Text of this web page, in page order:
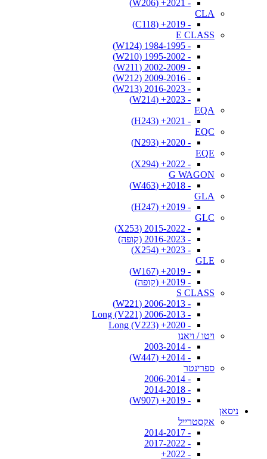
- 2021+ (W206)
CLA
- 2019+ (C118)
E CLASS
- 1984-1995 (W124)
- 1995-2002 (W210)
- 2002-2009 (W211)
- 2009-2016 (W212)
- 2016-2023 (W213)
- 2023+ (W214)
EQA
- 2021+ (H243)
EQC
- 2020+ (N293)
EQE
- 2022+ (X294)
G WAGON
- 2018+ (W463)
GLA
- 2019+ (H247)
GLC
- 2015-2022 (X253)
- 2016-2023 (קופה)
- 2023+ (X254)
GLE
- 2019+ (W167)
- 2019+ (קופה)
S CLASS
- 2006-2013 (W221)
- 2006-2013 Long (V221)
- 2020+ Long (V223)
ויטו / ויאנו
- 2003-2014
- 2014+ (W447)
ספרינטר
- 2006-2014
- 2014-2018
- 2019+ (W907)
ניסאן
אקסטרייל
- 2014-2017
- 2017-2022
- 2022+